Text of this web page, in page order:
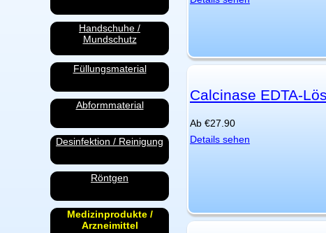
Calcinase EDTA-
Ab €27.90
Details sehen
Handschuhe /
Mundschutz
Füllungsmaterial
Abformmaterial
Desinfektion / Reinigung
Röntgen
Medizinprodukte /
Arzneimittel